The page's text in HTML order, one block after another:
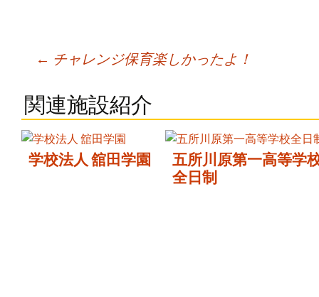
Post
← チャレンジ保育楽しかったよ！
関連施設紹介
学校法人 舘田学園
五所川原第一高等学
全日制